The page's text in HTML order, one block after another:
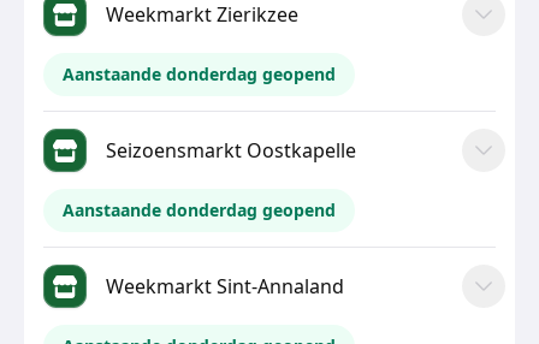
Weekmarkt Zierikzee
Aanstaande donderdag geopend
Seizoensmarkt Oostkapelle
Aanstaande donderdag geopend
Weekmarkt Sint-Annaland